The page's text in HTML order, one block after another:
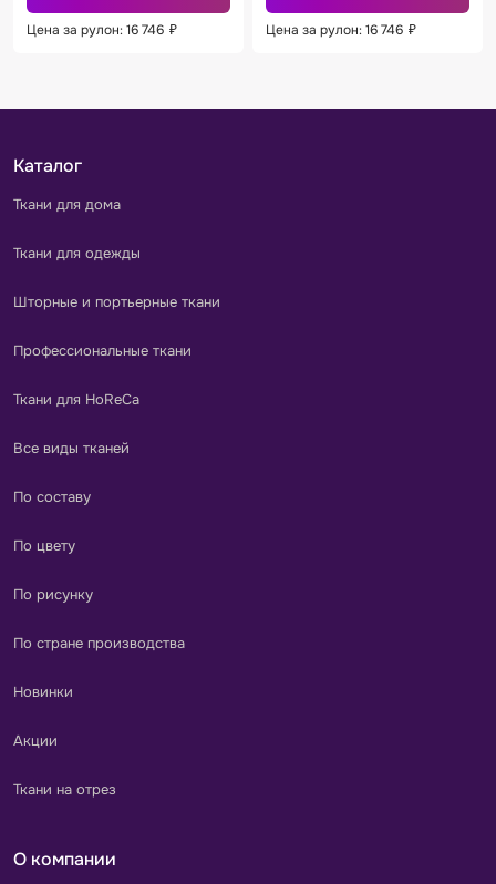
Цена за рулон: 16 746 ₽ Цена за рулон: 16 746 ₽
Каталог
Ткани для дома
Ткани для одежды
Шторные и портьерные ткани
Профессиональные ткани
Ткани для HoReCa
Все виды тканей
По составу
По цвету
По рисунку
По стране производства
Новинки
Акции
Ткани на отрез
О компании